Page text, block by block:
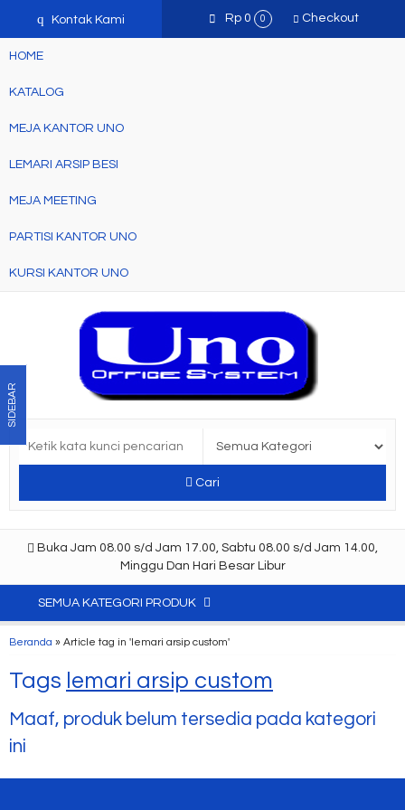
q Kontak Kami Rp 0 0 Checkout
HOME
KATALOG
MEJA KANTOR UNO
LEMARI ARSIP BESI
MEJA MEETING
PARTISI KANTOR UNO
KURSI KANTOR UNO
Cari
Buka Jam 08.00 s/d Jam 17.00, Sabtu 08.00 s/d Jam 14.00,
Minggu Dan Hari Besar Libur
SEMUA KATEGORI PRODUK
Beranda » Article tag in 'lemari arsip custom'
Tags lemari arsip custom
Maaf, produk belum tersedia pada kategori
ini
SIDEBAR